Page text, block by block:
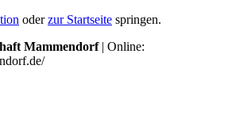
oderzur Startseite springen.
Mammendorf| Online: